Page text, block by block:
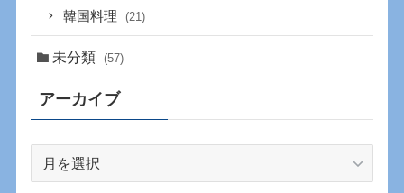
韓国料理 (21)
未分類 (57)
アーカイブ